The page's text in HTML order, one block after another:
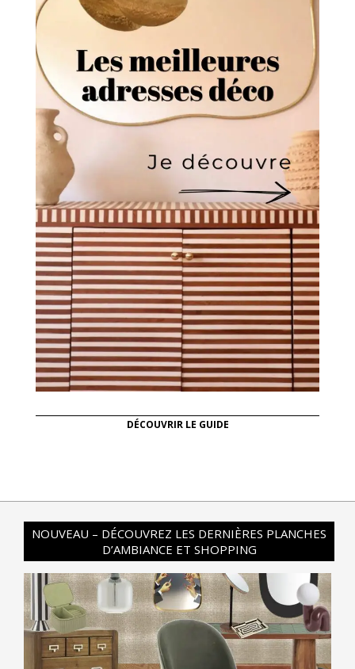
DÉCOUVRIR LE GUIDE
NOUVEAU – DÉCOUVREZ LES DERNIÈRES PLANCHES
D’AMBIANCE ET SHOPPING